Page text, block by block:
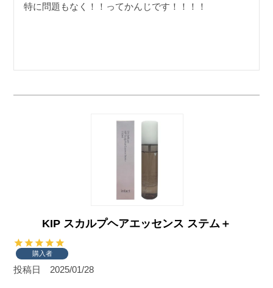
特に問題もなく！！ってかんじです！！！！
KIP スカルプヘアエッセンス ステム＋
購入者
投稿日 2025/01/28